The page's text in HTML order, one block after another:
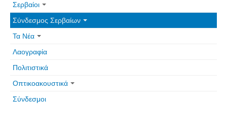
Χάρτης του Site (Sitemap)
Επικοινωνία
Τα Τελευταία Νέα
Αυτοί που έφυγαν για πάντα
Γάμοι - Γεννήσεις - Βαπτίσεις
Σερβαίοι
Σύνδεσμος Σερβαίων
Τα Νέα
Λαογραφία
Πολιτιστικά
Οπτικοακουστικά
Σύνδεσμοι